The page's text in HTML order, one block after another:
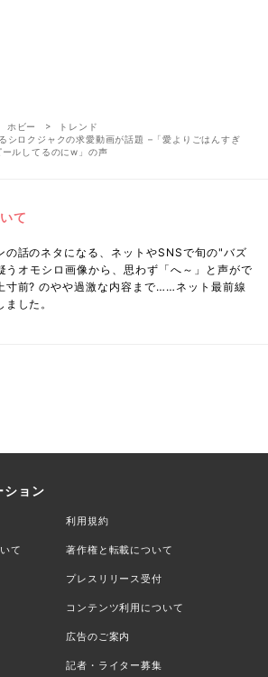
ホビー
トレンド
シロクジャクの求愛動画が話題 –「愛よりごはんすぎ
ルしてるのにw」の声
て
の話のネタになる、ネットやSNSで旬の"バズ
うオモシロ画像から、思わず「へ～」と声がで
寸前? のやや過激な内容まで……ネット最前線
した。
ション
利用規約
て 著作権と転載について
プレスリリース受付
コンテンツ利用について
広告のご案内
記者・ライター募集